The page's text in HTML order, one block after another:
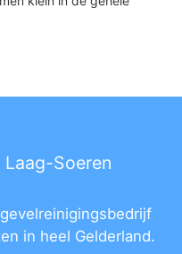
Soeren
in heel Gelderland.